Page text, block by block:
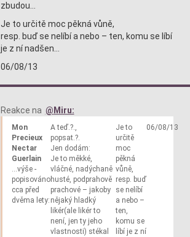
zbudou…
Je to určitě moc pěkná vůně,
resp. buď se nelíbí a nebo – ten, komu se líbí
je z ní nadšen…
06/08/13
Reakce na Miru:
Mon
Precieux
Nectar
Guerlain
…výše -
popisováno
cca před
dvěma lety:
A teď.?.,
popsat.?.
Jen dodám:
Je to měkké,
vláčné, nadýchaně
husté, podprahově
prachové – jakoby
nějaký hladký
likér(ale likér to
není, jen ty jeho
vlastnosti) stékal
Je to
určitě
moc
pěkná
vůně,
resp. buď
se nelíbí
a nebo –
ten,
komu se
líbí je z ní
06/08/13